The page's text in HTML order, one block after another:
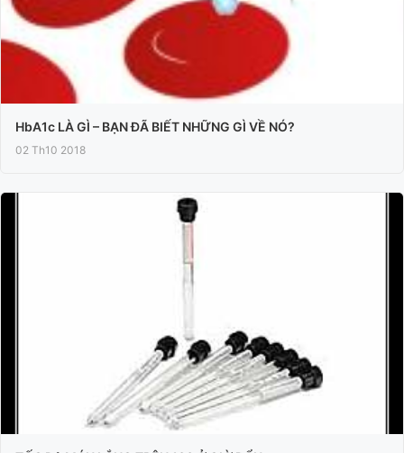
HbA1c LÀ GÌ – BẠN ĐÃ BIẾT NHỮNG GÌ VỀ NÓ?
02 Th10 2018